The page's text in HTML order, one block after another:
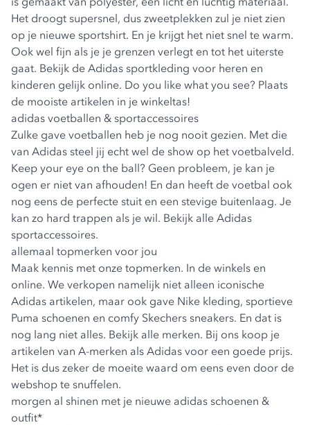
Het droogt supersnel, dus zweetplekken zul je niet zien
op je nieuwe sportshirt. En je krijgt het niet snel te warm.
Ook wel fijn als je je grenzen verlegt en tot het uiterste
gaat. Bekijk de Adidas sportkleding voor heren en
kinderen gelijk online. Do you like what you see? Plaats
de mooiste artikelen in je winkeltas!
adidas voetballen & sportaccessoires
Zulke gave voetballen heb je nog nooit gezien. Met die
van Adidas steel jij echt wel de show op het voetbalveld.
Keep your eye on the ball? Geen probleem, je kan je
ogen er niet van afhouden! En dan heeft de voetbal ook
nog eens de perfecte stuit en een stevige buitenlaag. Je
kan zo hard trappen als je wil. Bekijk alle Adidas
sportaccessoires.
allemaal topmerken voor jou
Maak kennis met onze topmerken. In de winkels en
online. We verkopen namelijk niet alleen iconische
Adidas artikelen, maar ook gave Nike kleding, sportieve
Puma schoenen en comfy Skechers sneakers. En dat is
nog lang niet alles. Bekijk alle merken. Bij ons koop je
artikelen van A-merken als Adidas voor een goede prijs.
Het is dus zeker de moeite waard om eens even door de
webshop te snuffelen.
morgen al shinen met je nieuwe adidas schoenen &
outfit*